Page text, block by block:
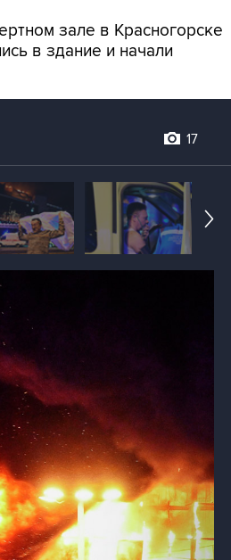
зале в Красногорске
в здание и начали
17